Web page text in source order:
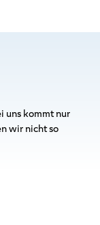
uns kommt nur
wir nicht so